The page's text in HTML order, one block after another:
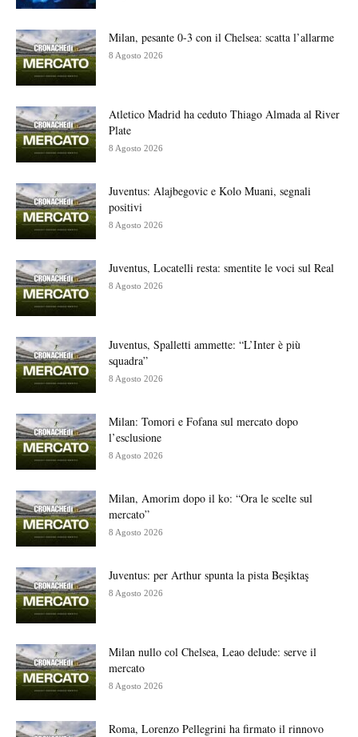
Milan, pesante 0-3 con il Chelsea: scatta l’allarme
8 Agosto 2026
Atletico Madrid ha ceduto Thiago Almada al River
Plate
8 Agosto 2026
Juventus: Alajbegovic e Kolo Muani, segnali
positivi
8 Agosto 2026
Juventus, Locatelli resta: smentite le voci sul Real
8 Agosto 2026
Juventus, Spalletti ammette: “L’Inter è più
squadra”
8 Agosto 2026
Milan: Tomori e Fofana sul mercato dopo
l’esclusione
8 Agosto 2026
Milan, Amorim dopo il ko: “Ora le scelte sul
mercato”
8 Agosto 2026
Juventus: per Arthur spunta la pista Beşiktaş
8 Agosto 2026
Milan nullo col Chelsea, Leao delude: serve il
mercato
8 Agosto 2026
Roma, Lorenzo Pellegrini ha firmato il rinnovo